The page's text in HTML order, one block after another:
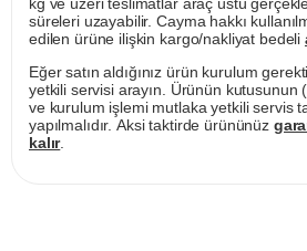
süreleri uzayabilir. Cayma hakkı
edilen ürüne ilişkin kargo/nakliyat bedeli
Eğer satın aldığınız ürün kurulum
yetkili servisi arayın. Ürünün kutusunun
ve kurulum işlemi mutlaka yetkili servis
yapılmalıdır. Aksi taktirde ürününüz
kalır.